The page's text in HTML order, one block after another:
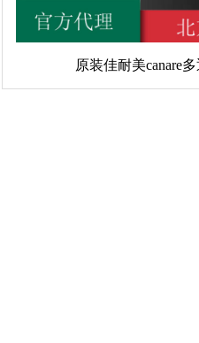
原装佳耐美canare